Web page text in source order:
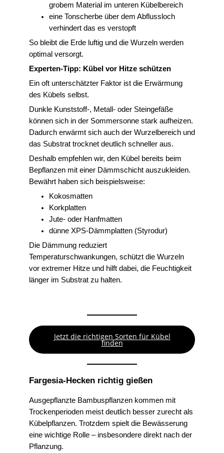
grobem Material im unteren Kübelbereich
eine Tonscherbe über dem Abflussloch
verhindert das es verstopft
So bleibt die Erde luftig und die Wurzeln werden
optimal versorgt.
Experten-Tipp: Kübel vor Hitze schützen
Ein oft unterschätzter Faktor ist die Erwärmung
des Kübels selbst.
Dunkle Kunststoff-, Metall- oder Steingefäße
können sich in der Sommersonne stark aufheizen.
Dadurch erwärmt sich auch der Wurzelbereich und
das Substrat trocknet deutlich schneller aus.
Deshalb empfehlen wir, den Kübel bereits beim
Bepflanzen mit einer Dämmschicht auszukleiden.
Bewährt haben sich beispielsweise:
Kokosmatten
Korkplatten
Jute- oder Hanfmatten
dünne XPS-Dämmplatten (Styrodur)
Die Dämmung reduziert
Temperaturschwankungen, schützt die Wurzeln
vor extremer Hitze und hilft dabei, die Feuchtigkeit
länger im Substrat zu halten.
Jetzt die richtigen Sorten für Kübel
finden
Fargesia-Hecken richtig gießen
Ausgepflanzte Bambuspflanzen kommen mit
Trockenperioden meist deutlich besser zurecht als
Kübelpflanzen. Trotzdem spielt die Bewässerung
eine wichtige Rolle – insbesondere direkt nach der
Pflanzung.